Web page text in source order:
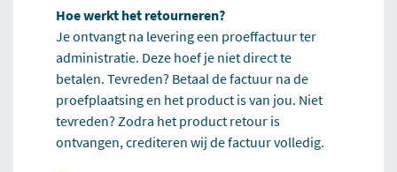
Hoe werkt het retourneren?
Je ontvangt na levering een proeffactuur ter
administratie. Deze hoef je niet direct te
betalen. Tevreden? Betaal de factuur na de
proefplaatsing en het product is van jou. Niet
tevreden? Zodra het product retour is
ontvangen, crediteren wij de factuur volledig.